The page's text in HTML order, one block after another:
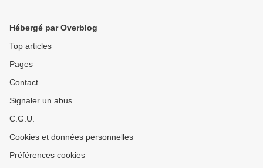
Hébergé par Overblog
Top articles
Pages
Contact
Signaler un abus
C.G.U.
Cookies et données personnelles
Préférences cookies